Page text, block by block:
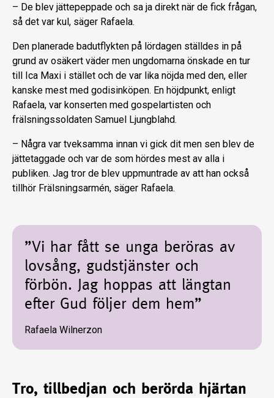
– De blev jättepeppade och sa ja direkt när de fick frågan,
så det var kul, säger Rafaela.
Den planerade badutflykten på lördagen ställdes in på
grund av osäkert väder men ungdomarna önskade en tur
till Ica Maxi i stället och de var lika nöjda med den, eller
kanske mest med godisinköpen. En höjdpunkt, enligt
Rafaela, var konserten med gospelartisten och
frälsningssoldaten Samuel Ljungblahd.
– Några var tveksamma innan vi gick dit men sen blev de
jättetaggade och var de som hördes mest av alla i
publiken. Jag tror de blev uppmuntrade av att han också
tillhör Frälsningsarmén, säger Rafaela.
”Vi har fått se unga beröras av
lovsång, gudstjänster och
förbön. Jag hoppas att längtan
efter Gud följer dem hem”
Rafaela Wilnerzon
Tro, tillbedjan och berörda hjärtan